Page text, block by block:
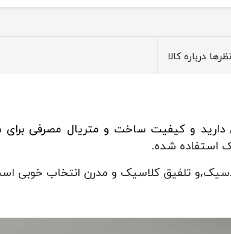
نظرها درباره کالا
و کیفیت ساخت و متریال مصرفی برای
استفاده شده.
تلفیق کلاسیک و مدرن انتخاب خوبی